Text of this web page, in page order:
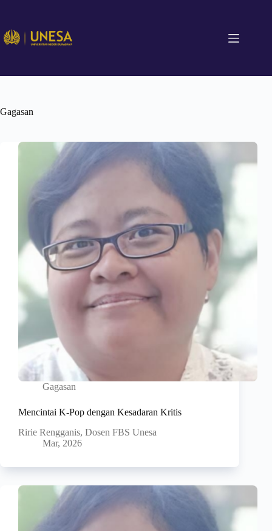
Gagasan
Gagasan
Mencintai K-Pop dengan Kesadaran Kritis
Ririe Rengganis, Dosen FBS Unesa
Mar, 2026